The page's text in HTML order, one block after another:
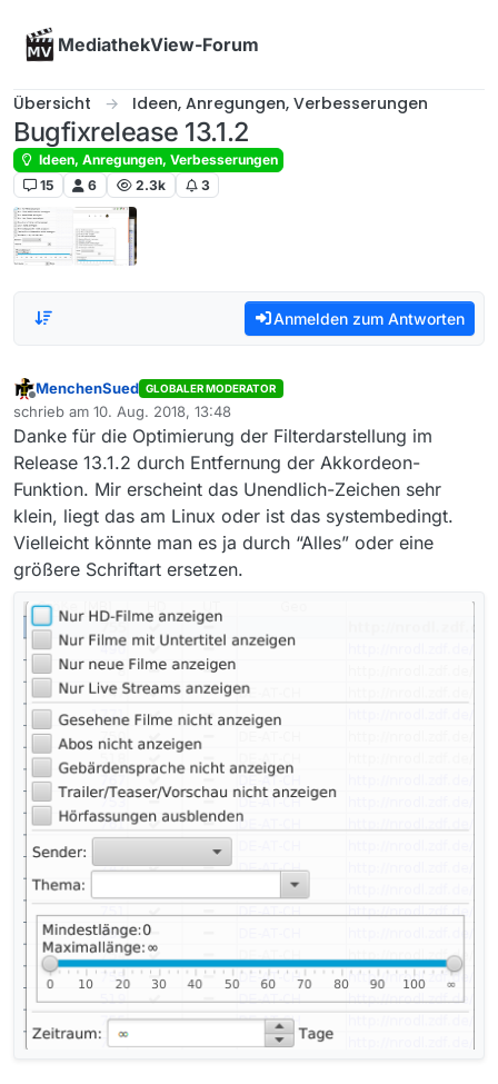
MediathekView-Forum
Übersicht Ideen, Anregungen, Verbesserungen
Bugfixrelease 13.1.2
Ideen, Anregungen, Verbesserungen
15
6 2.3k 3
Anmelden zum Antworten
Offline
MenchenSued GLOBALER MODERATOR
schrieb am 10. Aug. 2018, 13:48
zuletzt editiert von
Danke für die Optimierung der Filterdarstellung im
Release 13.1.2 durch Entfernung der Akkordeon-
Funktion. Mir erscheint das Unendlich-Zeichen sehr
klein, liegt das am Linux oder ist das systembedingt.
Vielleicht könnte man es ja durch “Alles” oder eine
größere Schriftart ersetzen.